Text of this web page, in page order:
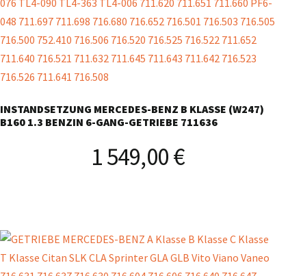
INSTANDSETZUNG MERCEDES-BENZ B KLASSE (W247)
B160 1.3 BENZIN 6-GANG-GETRIEBE 711636
1 549,00€